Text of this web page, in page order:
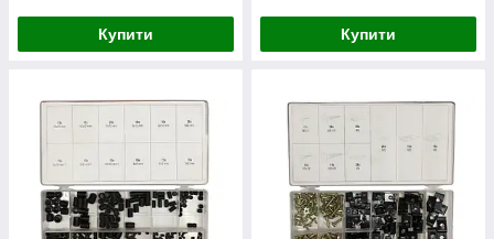
Купити Купити